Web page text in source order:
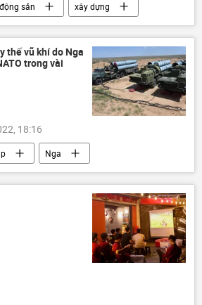
sản
xây dựng
Phủ
thế vũ khí do Nga
trong vài
18:16
Nga
S-300